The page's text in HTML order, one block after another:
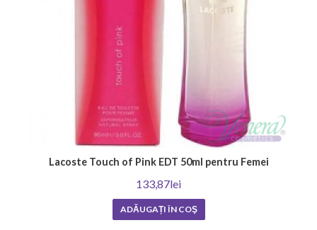
Lacoste Touch of Pink EDT 50ml pentru Femei
133,87lei
ADĂUGAȚI ÎN COŞ